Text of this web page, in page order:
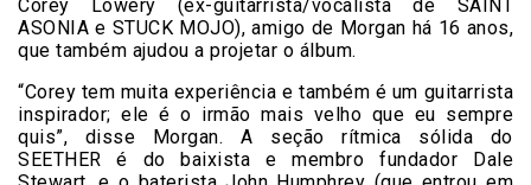
Corey Lowery (ex-guitarrista/vocalista de SAINT
ASONIA e STUCK MOJO), amigo de Morgan há 16 anos,
que também ajudou a projetar o álbum.
“Corey tem muita experiência e também é um guitarrista
inspirador; ele é o irmão mais velho que eu sempre
quis”, disse Morgan. A seção rítmica sólida do
SEETHER é do baixista e membro fundador Dale